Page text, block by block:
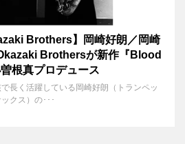
Brothers】岡崎好朗／岡崎
Brothersが新作『Blood
根真プロデュース
長く活躍している岡崎好朗（トランペッ
クス）の･･･